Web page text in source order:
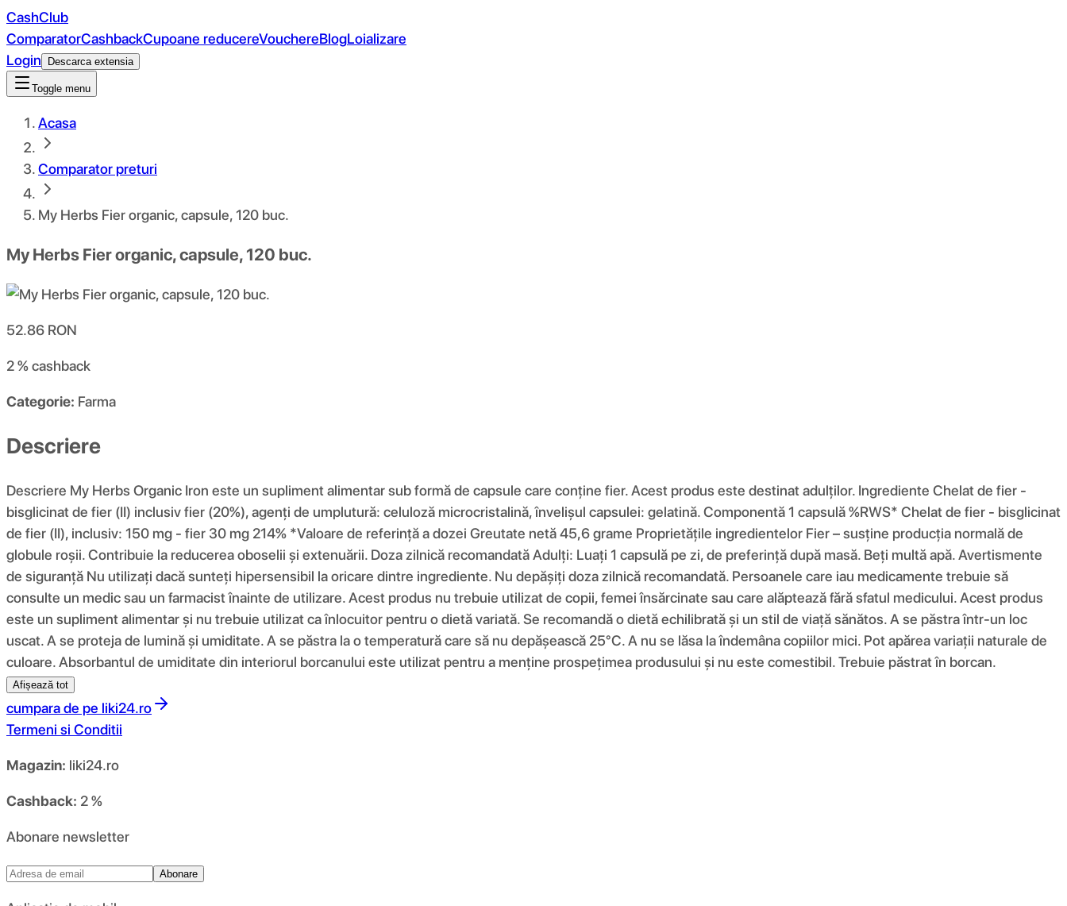
CashClub
ComparatorCashbackCupoane reducereVouchereBlogLoializare
Login
Descarca extensia
Toggle menu
Acasa
Comparator preturi
My Herbs Fier organic, capsule, 120 buc.
My Herbs Fier organic, capsule, 120 buc.
52.86 RON
2 %cashback
Categorie: Farma
Descriere
Descriere My Herbs Organic Iron este un supliment alimentar sub formă de capsule care conține fier. Acest produs este destinat adulților. Ingrediente Chelat de fier -
bisglicinat de fier (II) inclusiv fier (20%), agenți de umplutură: celuloză microcristalină, învelișul capsulei: gelatină. Componentă 1 capsulă %RWS* Chelat de fier - bisglicinat
de fier (II), inclusiv: 150 mg - fier 30 mg 214% *Valoare de referință a dozei Greutate netă 45,6 grame Proprietățile ingredientelor Fier – susține producția normală de
globule roșii. Contribuie la reducerea oboselii și extenuării. Doza zilnică recomandată Adulți: Luați 1 capsulă pe zi, de preferință după masă. Beți multă apă. Avertismente
de siguranță Nu utilizați dacă sunteți hipersensibil la oricare dintre ingrediente. Nu depășiți doza zilnică recomandată. Persoanele care iau medicamente trebuie să
consulte un medic sau un farmacist înainte de utilizare. Acest produs nu trebuie utilizat de copii, femei însărcinate sau care alăptează fără sfatul medicului. Acest produs
este un supliment alimentar și nu trebuie utilizat ca înlocuitor pentru o dietă variată. Se recomandă o dietă echilibrată și un stil de viață sănătos. A se păstra într-un loc
uscat. A se proteja de lumină și umiditate. A se păstra la o temperatură care să nu depășească 25°C. A nu se lăsa la îndemâna copiilor mici. Pot apărea variații naturale de
culoare. Absorbantul de umiditate din interiorul borcanului este utilizat pentru a menține prospețimea produsului și nu este comestibil. Trebuie păstrat în borcan.
Afișează tot
cumpara de pe liki24.ro
Termeni si Conditii
Magazin: liki24.ro
Cashback: 2 %
Abonare newsletter
Abonare